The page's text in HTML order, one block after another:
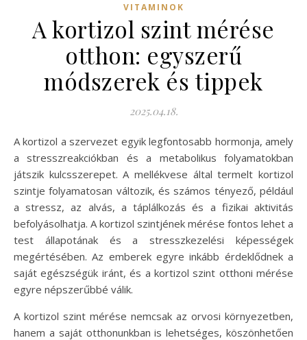
VITAMINOK
A kortizol szint mérése
otthon: egyszerű
módszerek és tippek
2025.04.18.
A kortizol a szervezet egyik legfontosabb hormonja, amely
a stresszreakciókban és a metabolikus folyamatokban
játszik kulcsszerepet. A mellékvese által termelt kortizol
szintje folyamatosan változik, és számos tényező, például
a stressz, az alvás, a táplálkozás és a fizikai aktivitás
befolyásolhatja. A kortizol szintjének mérése fontos lehet a
test állapotának és a stresszkezelési képességek
megértésében. Az emberek egyre inkább érdeklődnek a
saját egészségük iránt, és a kortizol szint otthoni mérése
egyre népszerűbbé válik.
A kortizol szint mérése nemcsak az orvosi környezetben,
hanem a saját otthonunkban is lehetséges, köszönhetően